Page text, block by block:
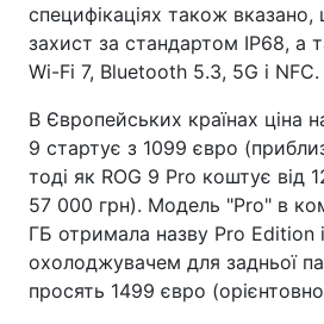
специфікаціях також
захист за стандартом IP68, а
Wi-Fi 7, Bluetooth 5.3, 5G і NFC.
В Європейських країнах ціна
9 стартує з 1099 євро
тоді як ROG 9 Pro коштує від
57 000 грн). Модель "Pro" в
ГБ отримала назву Pro Edition
охолоджувачем для задньої
просять 1499 євро